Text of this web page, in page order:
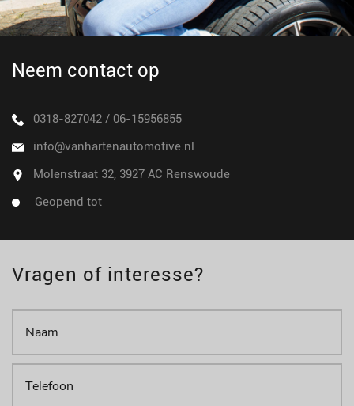
Neem contact op
0318-827042 / 06-15956855
info@vanhartenautomotive.nl
Molenstraat 32, 3927 AC Renswoude
Geopend tot
Vragen of interesse?